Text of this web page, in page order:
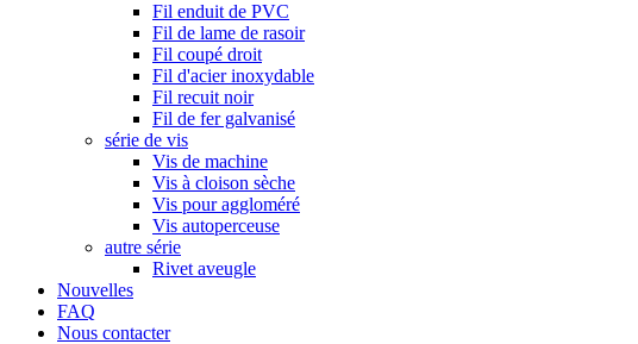
Fil enduit de PVC
Fil de lame de rasoir
Fil coupé droit
Fil d'acier inoxydable
Fil recuit noir
Fil de fer galvanisé
série de vis
Vis de machine
Vis à cloison sèche
Vis pour aggloméré
Vis autoperceuse
autre série
Rivet aveugle
Nouvelles
FAQ
Nous contacter